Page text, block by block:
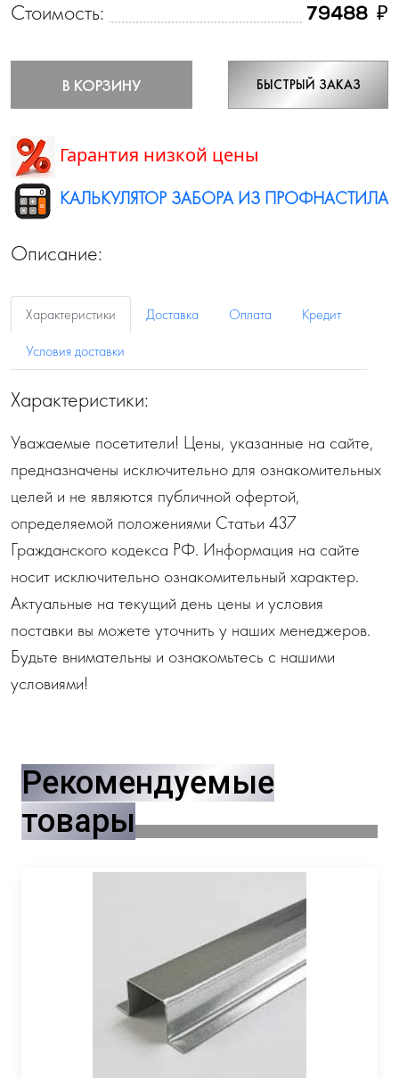
Стоимость: 79488 ₽
В КОРЗИНУ БЫСТРЫЙ ЗАКАЗ
Гарантия низкой цены
КАЛЬКУЛЯТОР ЗАБОРА ИЗ ПРОФНАСТИЛА
Описание:
Характеристики Доставка Оплата
Кредит
Условия доставки
Характеристики:
Уважаемые посетители! Цены, указанные на сайте,
предназначены исключительно для ознакомительных
целей и не являются публичной офертой,
определяемой положениями Статьи 437
Гражданского кодекса РФ. Информация на сайте
носит исключительно ознакомительный характер.
Актуальные на текущий день цены и условия
поставки вы можете уточнить у наших менеджеров.
Будьте внимательны и ознакомьтесь с нашими
условиями!
Рекомендуемые
товары